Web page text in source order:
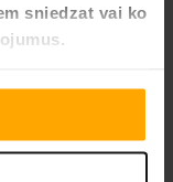
sniedzat vai ko
rāmis